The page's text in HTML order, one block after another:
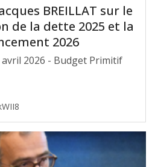
BREILLAT sur le
de la dette 2025 et la
2026
2026 - Budget Primitif